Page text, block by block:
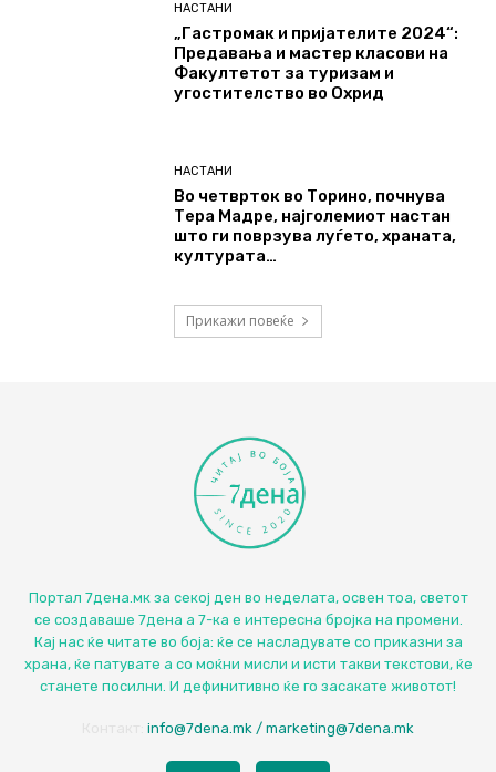
НАСТАНИ
„Гастромак и пријателите 2024“:
Предавања и мастер класови на
Факултетот за туризам и
угостителство во Охрид
НАСТАНИ
Во четврток во Торино, почнува
Тера Мадре, најголемиот настан
што ги поврзува луѓето, храната,
културата…
Прикажи повеќе
Портал 7дена.мк за секој ден во неделата, освен тоа, светот
се создаваше 7дена а 7-ка е интересна бројка на промени.
Кај нас ќе читате во боја: ќе се насладувате со приказни за
храна, ќе патувате а со моќни мисли и исти такви текстови, ќе
станете посилни. И дефинитивно ќе го засакате животот!
info@7dena.mk / marketing@7dena.mk